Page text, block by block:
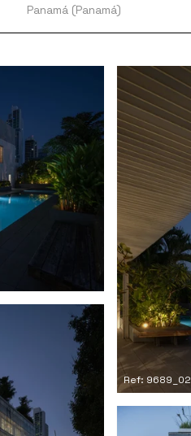
Panamá (Panamá)
Ref: 9689_02